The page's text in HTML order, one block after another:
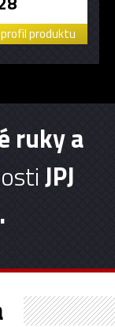
profil produktu
ruky a
JPJ